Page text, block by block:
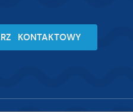
KONTAKTOWY